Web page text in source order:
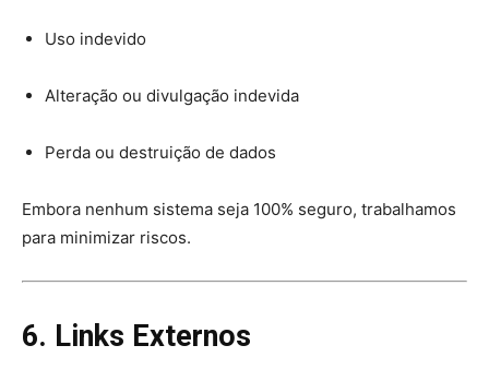
Uso indevido
Alteração ou divulgação indevida
Perda ou destruição de dados
Embora nenhum sistema seja 100% seguro, trabalhamos
para minimizar riscos.
6. Links Externos